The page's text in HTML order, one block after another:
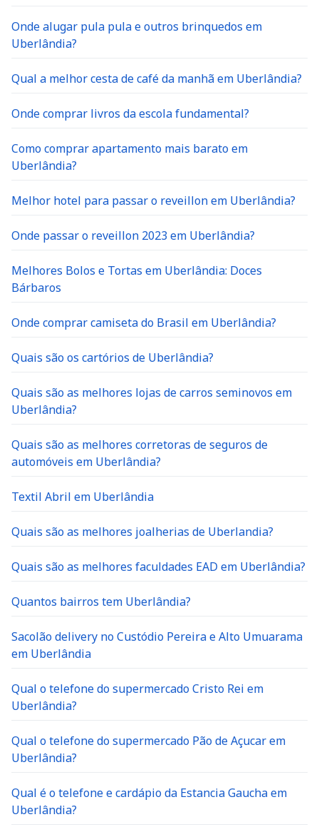
Onde alugar pula pula e outros brinquedos em
Uberlândia?
Qual a melhor cesta de café da manhã em Uberlândia?
Onde comprar livros da escola fundamental?
Como comprar apartamento mais barato em
Uberlândia?
Melhor hotel para passar o reveillon em Uberlândia?
Onde passar o reveillon 2023 em Uberlândia?
Melhores Bolos e Tortas em Uberlândia: Doces
Bárbaros
Onde comprar camiseta do Brasil em Uberlândia?
Quais são os cartórios de Uberlândia?
Quais são as melhores lojas de carros seminovos em
Uberlândia?
Quais são as melhores corretoras de seguros de
automóveis em Uberlândia?
Textil Abril em Uberlândia
Quais são as melhores joalherias de Uberlandia?
Quais são as melhores faculdades EAD em Uberlândia?
Quantos bairros tem Uberlândia?
Sacolão delivery no Custódio Pereira e Alto Umuarama
em Uberlândia
Qual o telefone do supermercado Cristo Rei em
Uberlândia?
Qual o telefone do supermercado Pão de Açucar em
Uberlândia?
Qual é o telefone e cardápio da Estancia Gaucha em
Uberlândia?